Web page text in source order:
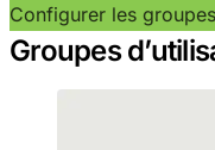
Configurer les
Groupes